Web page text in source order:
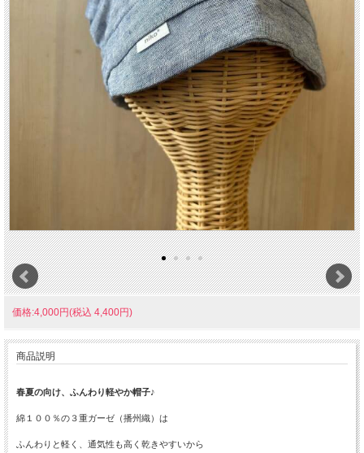
価格:4,000円(税込 4,400円)
商品説明
春夏の向け、ふんわり軽やか帽子♪
綿１００％の３重ガーゼ（播州織）は
ふんわりと軽く、通気性も高く乾きやすいから